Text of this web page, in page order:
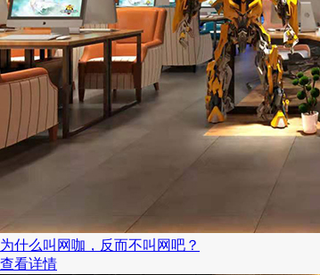
为什么叫网咖，反而不叫网吧？
查看详情